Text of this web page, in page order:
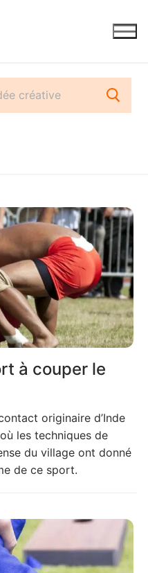
à couper le
originaire d’Inde
les techniques de
du village ont donné
de ce sport.